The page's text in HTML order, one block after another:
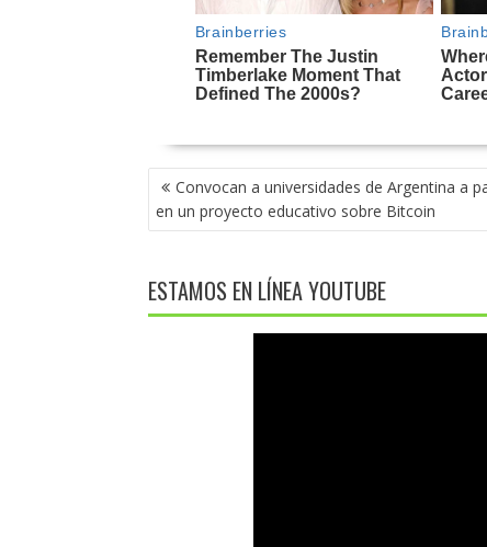
NAVEGACIÓN
DE
ENTRADAS
Convocan a universidades de Argentina a
en un proyecto educativo sobre Bitcoin
ESTAMOS EN LÍNEA YOUTUBE